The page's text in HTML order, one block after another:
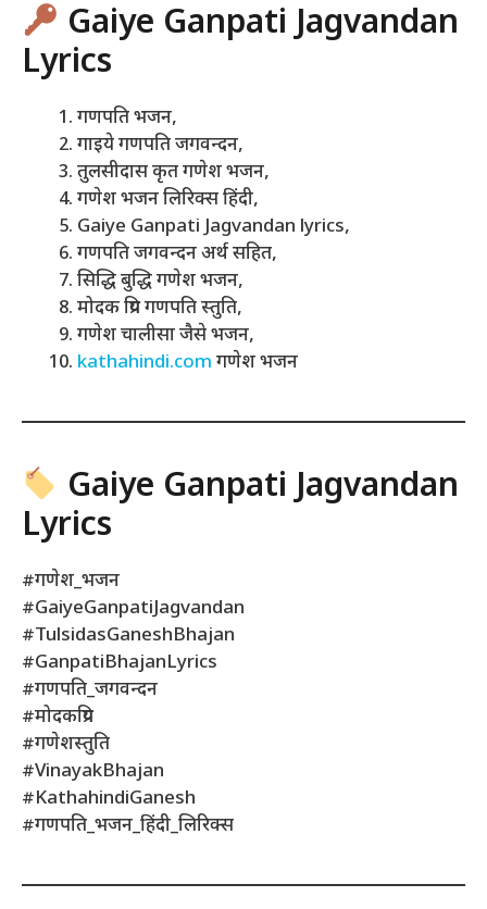
Gaiye Ganpati Jagvandan
Lyrics
गणपति भजन,
गाइये गणपति जगवन्दन,
तुलसीदास कृत गणेश भजन,
गणेश भजन लिरिक्स हिंदी,
Gaiye Ganpati Jagvandan lyrics,
गणपति जगवन्दन अर्थ सहित,
सिद्धि बुद्धि गणेश भजन,
मोदक प्रिय गणपति स्तुति,
गणेश चालीसा जैसे भजन,
kathahindi.com गणेश भजन
Gaiye Ganpati Jagvandan
Lyrics
#गणेश_भजन
#GaiyeGanpatiJagvandan
#TulsidasGaneshBhajan
#GanpatiBhajanLyrics
#गणपति_जगवन्दन
#मोदकप्रिय
#गणेशस्तुति
#VinayakBhajan
#KathahindiGanesh
#गणपति_भजन_हिंदी_लिरिक्स